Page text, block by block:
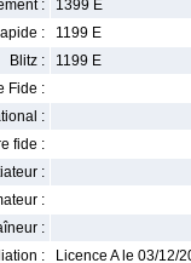
:
1399 E
:
1199 E
Blitz :
1199 E
Fide :
:
fide :
:
:
:
:
Licence A le 03/12/